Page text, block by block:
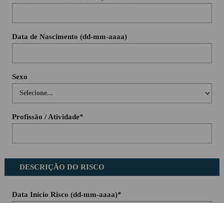
Data de Nascimento (dd-mm-aaaa)
Sexo
Profissão / Atividade*
DESCRIÇÃO DO RISCO
Data Início Risco (dd-mm-aaaa)*